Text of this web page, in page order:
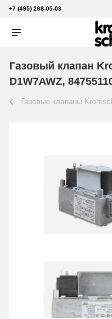
+7 (495) 268-05-03
Газовый клапан
D1W7AWZ,
Газовые клапаны